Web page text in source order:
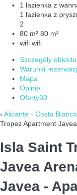
1 łazienka z
1 łazienka z
2
80 m² 80 m²
wifi wifi
Szczegóły obiektu
Warunki
Mapa
Opinie
Oferty30
› Alicante - Costa Blanca
Tropez Apartment
Isla Saint
Javea
Javea -